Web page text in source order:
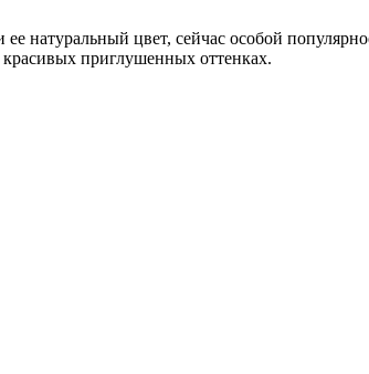
натуральный цвет, сейчас особой
красивых приглушенных оттенках.